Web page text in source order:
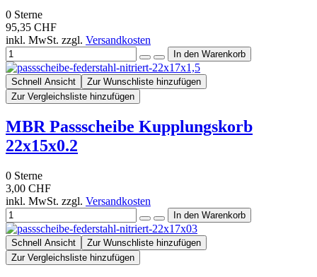
0 Sterne
95,35 CHF
inkl. MwSt. zzgl. Versandkosten
Schnell Ansicht
Zur Wunschliste hinzufügen
Zur Vergleichsliste hinzufügen
MBR Passscheibe Kupplungskorb
22x15x0.2
0 Sterne
3,00 CHF
inkl. MwSt. zzgl. Versandkosten
Schnell Ansicht
Zur Wunschliste hinzufügen
Zur Vergleichsliste hinzufügen